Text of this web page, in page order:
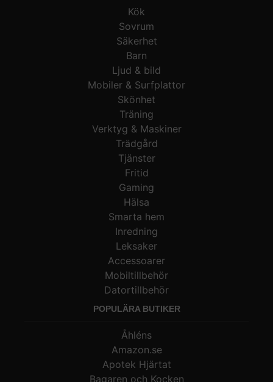
Kök
Sovrum
Säkerhet
Barn
Ljud & bild
Mobiler & Surfplattor
Skönhet
Träning
Verktyg & Maskiner
Trädgård
Tjänster
Fritid
Gaming
Hälsa
Smarta hem
Inredning
Leksaker
Accessoarer
Mobiltillbehör
Datortillbehör
POPULÄRA BUTIKER
Åhléns
Amazon.se
Apotek Hjärtat
Bagaren och Kocken